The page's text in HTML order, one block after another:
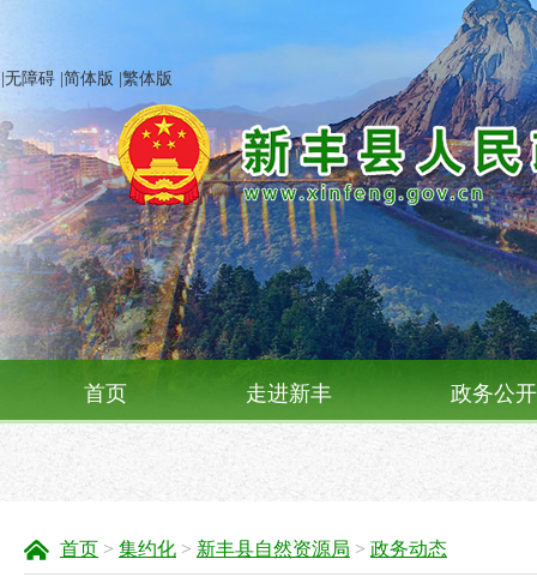
无障碍 简体版 繁体版
首页 走进新丰 政务公开
首页 > 集约化 > 新丰县自然资源局 > 政务动态